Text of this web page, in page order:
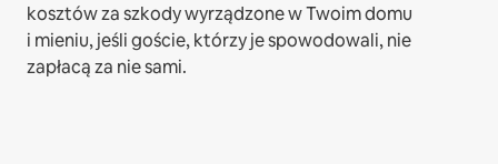
kosztów za szkody wyrządzone w Twoim domu
i mieniu, jeśli goście, którzy je spowodowali, nie
zapłacą za nie sami.